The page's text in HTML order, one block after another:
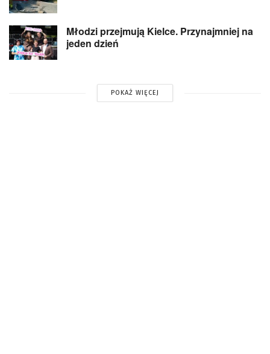
Młodzi przejmują Kielce. Przynajmniej na
jeden dzień
POKAŻ WIĘCEJ